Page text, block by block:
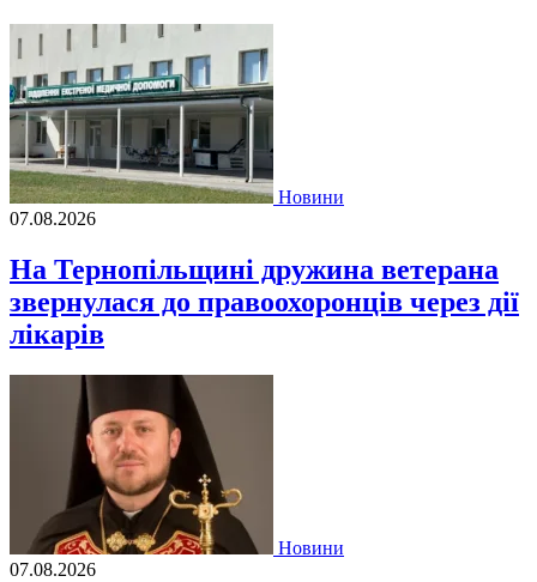
Новини
07.08.2026
На Тернопільщині дружина ветерана
звернулася до правоохоронців через дії
лікарів
Новини
07.08.2026